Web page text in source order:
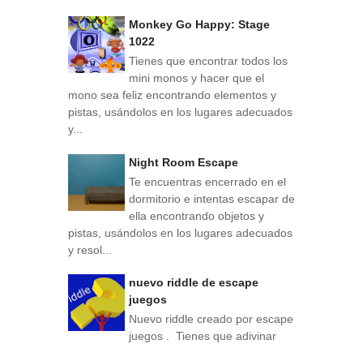
Monkey Go Happy: Stage
1022
Tienes que encontrar todos los
mini monos y hacer que el
mono sea feliz encontrando elementos y
pistas, usándolos en los lugares adecuados
y...
Night Room Escape
Te encuentras encerrado en el
dormitorio e intentas escapar de
ella encontrando objetos y
pistas, usándolos en los lugares adecuados
y resol...
nuevo riddle de escape
juegos
Nuevo riddle creado por escape
juegos . Tienes que adivinar